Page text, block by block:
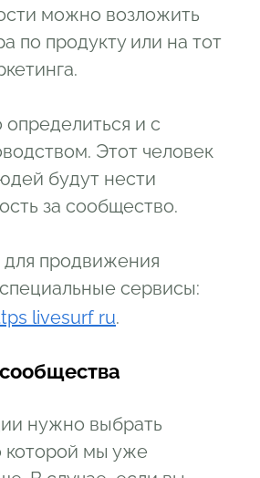
можно возложить
по продукту или на тот
и с
Этот человек
будут нести
за сообщество.
для продвижения
сервисы:
livesurf ru.
нужно выбрать
которой мы уже